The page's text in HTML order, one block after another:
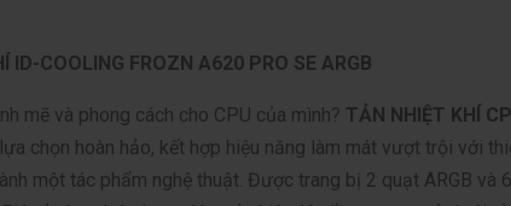
COOLING FROZN A620 PRO SE ARGB
mẽ và phong cách cho CPU của mình? TẢN NHIỆT KHÍ
chọn hoàn hảo, kết hợp hiệu năng làm mát vượt trội với
một tác phẩm nghệ thuật. Được trang bị 2 quạt ARGB và 6